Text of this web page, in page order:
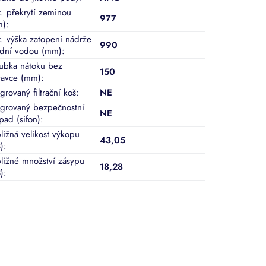
překrytí zeminou
:
977
výška zatopení nádrže
vodou (mm):
990
nátoku bez
(mm):
150
filtrační koš:
NE
bezpečnostní
(sifon):
NE
velikost výkopu
:
43,05
množství zásypu
: 18,28